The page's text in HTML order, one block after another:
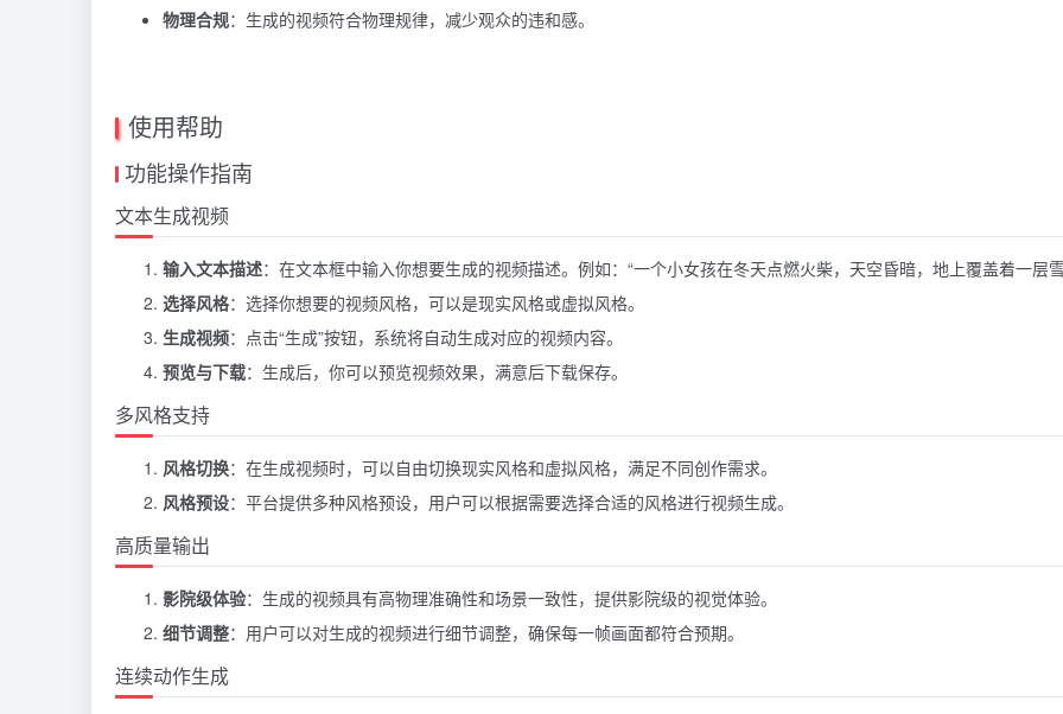
物理合规：生成的视频符合物理规律，减少观众的违和感。
使用帮助
功能操作指南
文本生成视频
输入文本描述：在文本框中输入你想要生成的视频描述。例如：“一个小女孩在冬天点燃火柴，天空昏暗，地上覆盖着一层
选择风格：选择你想要的视频风格，可以是现实风格或虚拟风格。
生成视频：点击“生成”按钮，系统将自动生成对应的视频内容。
预览与下载：生成后，你可以预览视频效果，满意后下载保存。
多风格支持
风格切换：在生成视频时，可以自由切换现实风格和虚拟风格，满足不同创作需求。
风格预设：平台提供多种风格预设，用户可以根据需要选择合适的风格进行视频生成。
高质量输出
影院级体验：生成的视频具有高物理准确性和场景一致性，提供影院级的视觉体验。
细节调整：用户可以对生成的视频进行细节调整，确保每一帧画面都符合预期。
连续动作生成